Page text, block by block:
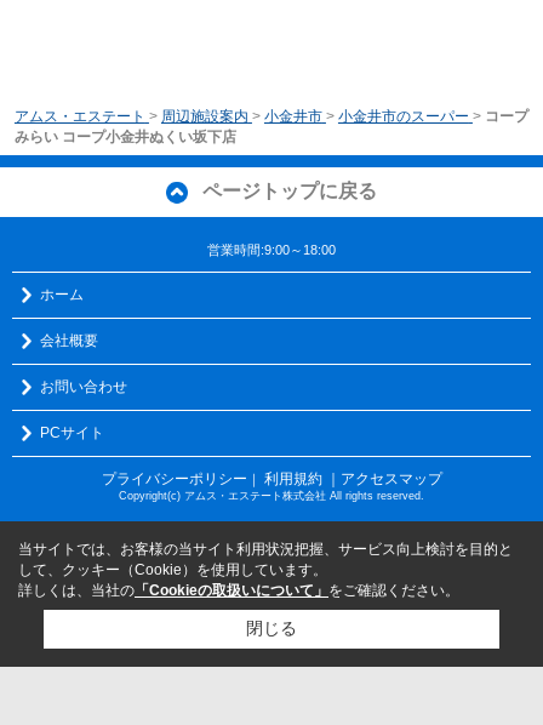
アムス・エステート > 周辺施設案内 > 小金井市 > 小金井市のスーパー > コープ
みらい コープ小金井ぬくい坂下店
ページトップに戻る
営業時間:9:00～18:00
ホーム
会社概要
お問い合わせ
PCサイト
プライバシーポリシー ｜ 利用規約 ｜アクセスマップ
Copyright(c) アムス・エステート株式会社 All rights reserved.
当サイトでは、お客様の当サイト利用状況把握、サービス向上検討を目的と
して、クッキー（Cookie）を使用しています。
詳しくは、当社の 「Cookieの取扱いについて」 をご確認ください。
閉じる